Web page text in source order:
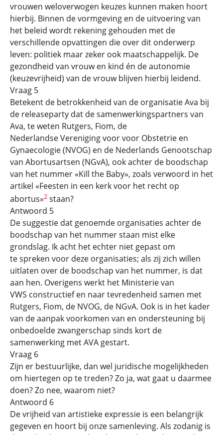
vrouwen weloverwogen keuzes kunnen maken hoort
hierbij. Binnen de vormgeving en de uitvoering van
het beleid wordt rekening gehouden met de
verschillende opvattingen die over dit onderwerp
leven: politiek maar zeker ook maatschappelijk. De
gezondheid van vrouw en kind én de autonomie
(keuzevrijheid) van de vrouw blijven hierbij leidend.
Vraag 5
Betekent de betrokkenheid van de organisatie Ava bij
de releaseparty dat de samenwerkingspartners van
Ava, te weten Rutgers, Fiom, de
Nederlandse Vereniging voor voor Obstetrie en
Gynaecologie (NVOG) en de Nederlands Genootschap
van Abortusartsen (NGvA), ook achter de boodschap
van het nummer «Kill the Baby», zoals verwoord in het
artikel «Feesten in een kerk voor het recht op
abortus»2 staan?
Antwoord 5
De suggestie dat genoemde organisaties achter de
boodschap van het nummer staan mist elke
grondslag. Ik acht het echter niet gepast om
te spreken voor deze organisaties; als zij zich willen
uitlaten over de boodschap van het nummer, is dat
aan hen. Overigens werkt het Ministerie van
VWS constructief en naar tevredenheid samen met
Rutgers, Fiom, de NVOG, de NGvA. Ook is in het kader
van de aanpak voorkomen van en ondersteuning bij
onbedoelde zwangerschap sinds kort de
samenwerking met AVA gestart.
Vraag 6
Zijn er bestuurlijke, dan wel juridische mogelijkheden
om hiertegen op te treden? Zo ja, wat gaat u daarmee
doen? Zo nee, waarom niet?
Antwoord 6
De vrijheid van artistieke expressie is een belangrijk
gegeven en hoort bij onze samenleving. Als zodanig is